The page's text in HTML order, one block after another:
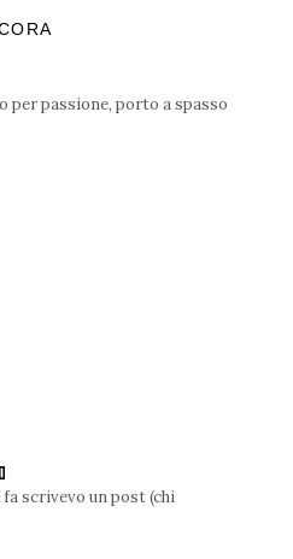
per passione, porto a spasso
scrivevo un post (chi